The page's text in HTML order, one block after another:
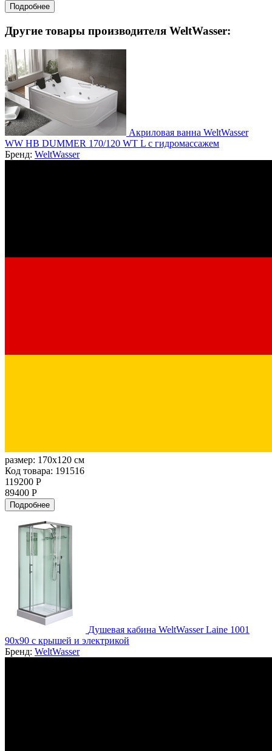
Подробнее
Другие товары производителя WeltWasser:
Акриловая ванна WeltWasser
WW HB DUMMER 170/120 WT L с гидромассажем
Бренд: WeltWasser
размер: 170x120 см
Код товара: 191516
119200 Р
89400 Р
Подробнее
Душевая кабина WeltWasser Laine 1001
90х90 с крышей и электрикой
Бренд: WeltWasser